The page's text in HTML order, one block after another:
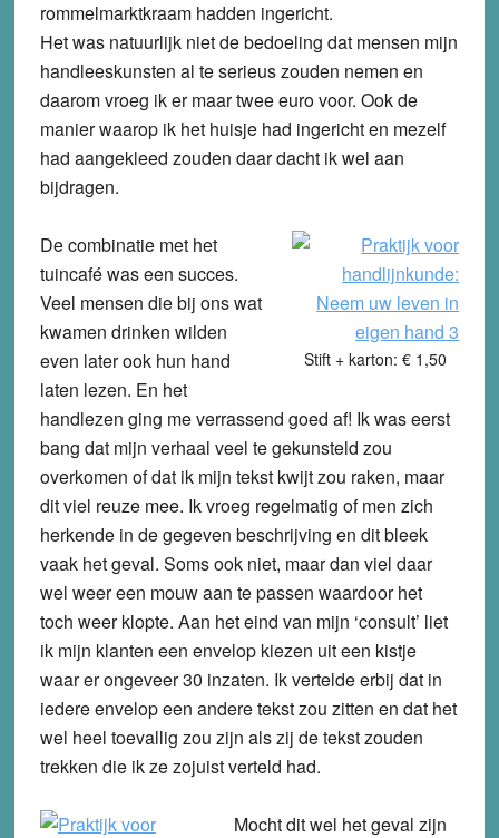
rommelmarktkraam hadden ingericht.
Het was natuurlijk niet de bedoeling dat mensen mijn
handleeskunsten al te serieus zouden nemen en
daarom vroeg ik er maar twee euro voor. Ook de
manier waarop ik het huisje had ingericht en mezelf
had aangekleed zouden daar dacht ik wel aan
bijdragen.
Stift + karton: € 1,50
De combinatie met het
tuincafé was een succes.
Veel mensen die bij ons wat
kwamen drinken wilden
even later ook hun hand
laten lezen. En het
handlezen ging me verrassend goed af! Ik was eerst
bang dat mijn verhaal veel te gekunsteld zou
overkomen of dat ik mijn tekst kwijt zou raken, maar
dit viel reuze mee. Ik vroeg regelmatig of men zich
herkende in de gegeven beschrijving en dit bleek
vaak het geval. Soms ook niet, maar dan viel daar
wel weer een mouw aan te passen waardoor het
toch weer klopte. Aan het eind van mijn ‘consult’ liet
ik mijn klanten een envelop kiezen uit een kistje
waar er ongeveer 30 inzaten. Ik vertelde erbij dat in
iedere envelop een andere tekst zou zitten en dat het
wel heel toevallig zou zijn als zij de tekst zouden
trekken die ik ze zojuist verteld had.
Mocht dit wel het geval zijn